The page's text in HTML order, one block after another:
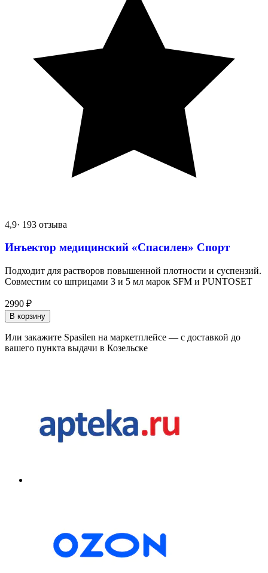
4,9· 193 отзыва
Инъектор медицинский «Спасилен» Спорт
Подходит для растворов повышенной плотности и суспензий.
Совместим со шприцами 3 и 5 мл марок SFM и PUNTOSET
2990 ₽
В корзину
Или закажите Spasilen на маркетплейсе — с доставкой до
вашего пункта выдачи в Козельске